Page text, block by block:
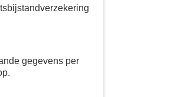
gegevens per